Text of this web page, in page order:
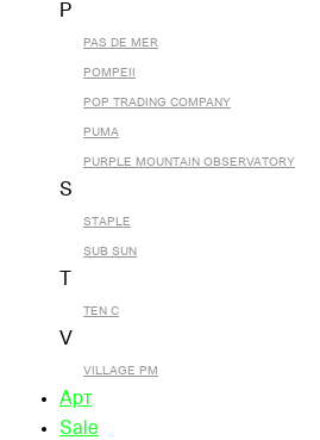
P
PAS DE MER
POMPEII
POP TRADING COMPANY
PUMA
PURPLE MOUNTAIN OBSERVATORY
S
STAPLE
SUB SUN
TEN C
V
VILLAGE PM
Арт
Sale